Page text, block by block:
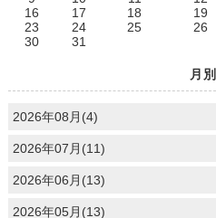
16
17 18 19
23
24 25 26
30
31
月別
2026年08月(4)
2026年07月(11)
2026年06月(13)
2026年05月(13)